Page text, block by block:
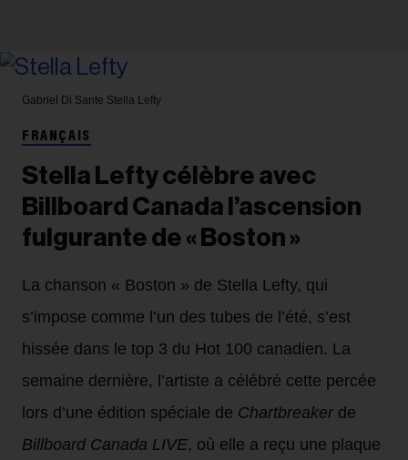
Gabriel Di Sante Stella Lefty
FRANÇAIS
Stella Lefty célèbre avec
Billboard Canada l’ascension
fulgurante de « Boston »
La chanson « Boston » de Stella Lefty, qui
s’impose comme l’un des tubes de l’été, s’est
hissée dans le top 3 du Hot 100 canadien. La
semaine dernière, l’artiste a célébré cette percée
lors d’une édition spéciale de Chartbreaker de
Billboard Canada LIVE, où elle a reçu une plaque